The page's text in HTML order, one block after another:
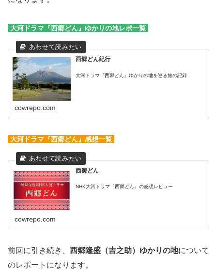
大河ドラマ『西郷どん』ゆかりの地レポ一覧
西郷どん紀行
大河ドラマ『西郷どん』ゆかりの地を巡る旅の記録
cowrepo.com
大河ドラマ『西郷どん』感想一覧
西郷どん
NHK大河ドラマ『西郷どん』の感想レビュー
cowrepo.com
前回に引き続き、 西郷隆盛（吉之助）ゆかりの地について
のレポートになります。